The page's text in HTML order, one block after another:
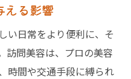
える影響
い日常をより便利に、そ
訪問美容は、プロの美容
時間や交通手段に縛られ